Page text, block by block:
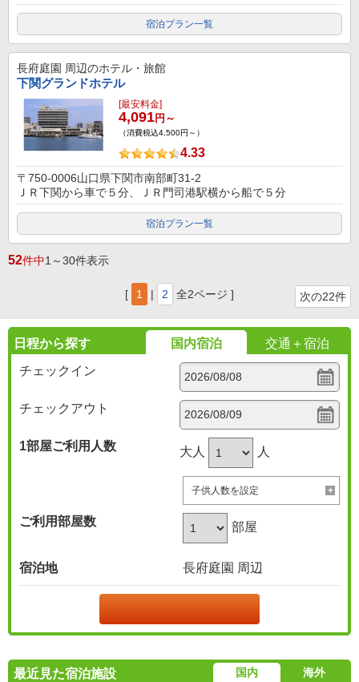
宿泊プラン一覧
長府庭園 周辺のホテル・旅館
下関グランドホテル
[最安料金]
4,091円～
（消費税込4,500円～）
4.33
〒750-0006山口県下関市南部町31-2
ＪＲ下関から車で５分、ＪＲ門司港駅横から船で５分
宿泊プラン一覧
52件中1～30件表示
[ 1 | 2 全2ページ ] 次の22件
日程から探す 国内宿泊
交通＋宿泊
チェックイン
チェックアウト
1部屋ご利用人数 大人 人
子供人数を設定
ご利用部屋数 部屋
宿泊地 長府庭園 周辺
最近見た宿泊施設 国内 海外